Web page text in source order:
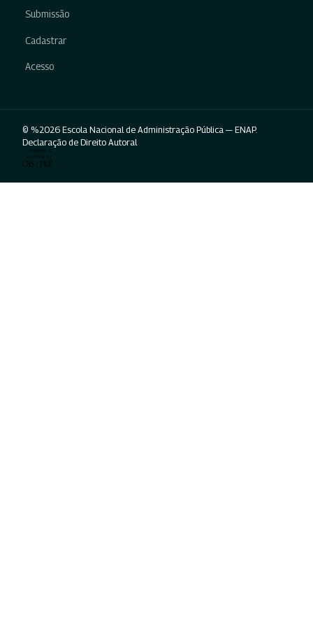
Submissão
Cadastrar
Acesso
© %2026 Escola Nacional de Administração Pública — ENAP.
Declaração de Direito Autoral